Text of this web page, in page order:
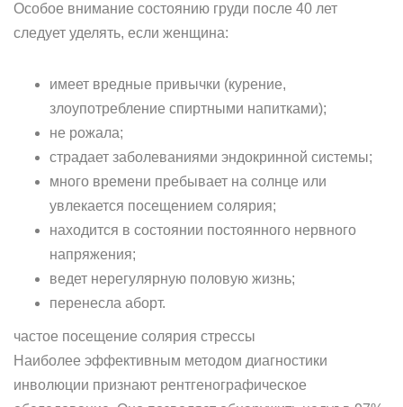
Особое внимание состоянию груди после 40 лет
следует уделять, если женщина:
имеет вредные привычки (курение,
злоупотребление спиртными напитками);
не рожала;
страдает заболеваниями эндокринной системы;
много времени пребывает на солнце или
увлекается посещением солярия;
находится в состоянии постоянного нервного
напряжения;
ведет нерегулярную половую жизнь;
перенесла аборт.
частое посещение солярия стрессы
Наиболее эффективным методом диагностики
инволюции признают рентгенографическое